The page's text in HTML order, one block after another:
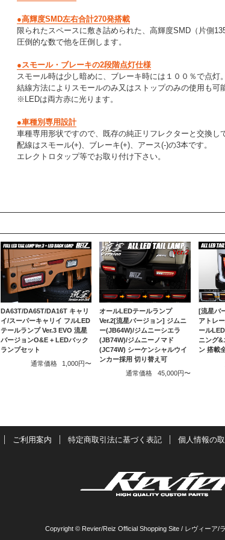
●高輝度SMD左右合計270発搭載
限られたスペースに敷き詰められた、高輝度SMD（片側
圧倒的な数で他を圧倒します。
●スモール・ブレーキの2段階点灯仕様
スモール時は少し暗めに、ブレーキ時には１００％で点灯。
結線方法によりスモールのみ又はストップのみの使用も可
※LEDは両方赤に光ります。
●車種別専用設計
車種専用形状ですので、既存の純正リフレクターと交換し
配線はスモール(+)、ブレーキ(+)、アース(-)の3本です。
エレクトロタップ等でお取り付け下さい。
DA63T/DA65T/DA16T キャリ
イ/スーパーキャリイ フルLED
テールランプ Ver.3 EVO 流星
バージョンO&E + LEDバック
ランプセット
通常価格
1,000円〜
オールLEDテールランプ
Ver.2[流星バージョン] ジムニ
ー(JB64W)/ジムニーシエラ
(JB74W)/ジムニーノマド
(JC74W) シーケンシャルウイ
ンカー採用 切り替え可
通常価格
45,000円〜
[流星バ
アトレ
ール
ニング&
ン 搭載
ご利用案内 特定商取引法に基づく表記 個人情報の
Copyright © Revier/Reiz Official Shopping Site / レヴィーア/